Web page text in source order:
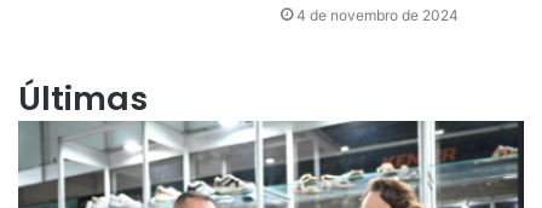
4 de novembro de 2024
Últimas